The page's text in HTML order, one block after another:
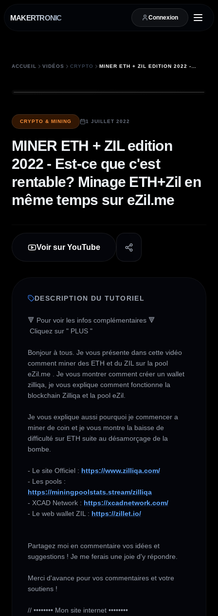
MAKERTRONIC Connexion
ACCUEIL VIDÉOS CRYPTO
CRYPTO & MINING 1 JUILLET 2022
MINER ETH + ZIL edition
2022 - Est-ce que c'est
rentable? Minage ETH+Zil en
même temps sur eZil.me
Voir sur YouTube
DESCRIPTION DU TUTORIEL
🔻 Pour voir les infos complémentaires 🔻
Bonjour à tous. Je vous présente dans cette vidéo
comment miner des ETH et du ZIL sur la pool
eZil.me . Je vous montrer comment créer un wallet
zilliqa, je vous explique comment fonctionne la
blockchain Zilliqa et la pool eZil.
Je vous explique aussi pourquoi je commencer a
miner de coin et je vous montre la baisse de
difficulté sur ETH suite au désamorçage de la
bombe.
- Le site Officiel : https://www.zilliqa.com/
https://miningpoolstats.stream/zilliqa
- XCAD Network : https://xcadnetwork.com/
- Le web wallet ZIL : https://zillet.io/
Partagez moi en commentaire vos idées et
suggestions ! Je me ferais une joie d'y répondre.
Merci d'avance pour vos commentaires et votre
soutiens !
// •••••••• Mon site internet ••••••••